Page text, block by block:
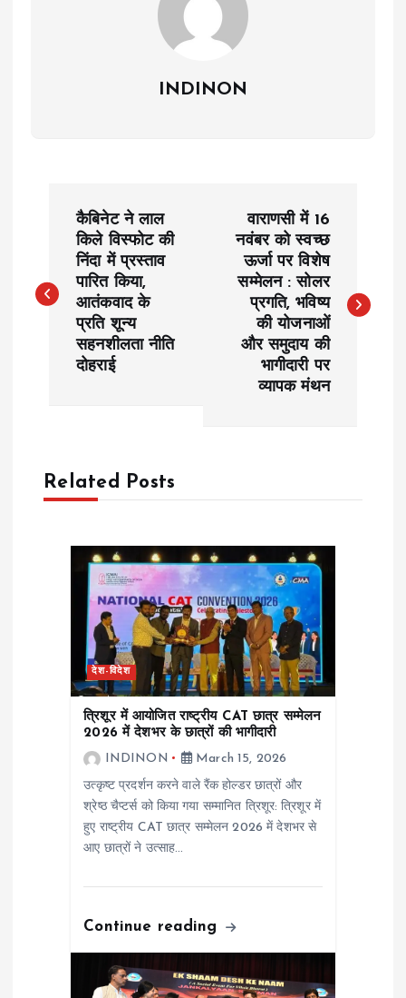
INDINON
s
v
कैबिनेट ने लाल
किले विस्फोट की
निंदा में प्रस्ताव
पारित किया,
आतंकवाद के
प्रति शून्य
सहनशीलता नीति
दोहराई
वाराणसी में 16
नवंबर को स्वच्छ
ऊर्जा पर विशेष
सम्मेलन : सोलर
प्रगति, भविष्य
की योजनाओं
और समुदाय की
भागीदारी पर
व्यापक मंथन
Related Posts
देश-विदेश
त्रिशूर में आयोजित राष्ट्रीय CAT छात्र सम्मेलन
2026 में देशभर के छात्रों की भागीदारी
INDINON
March 15, 2026
उत्कृष्ट प्रदर्शन करने वाले रैंक होल्डर छात्रों और
श्रेष्ठ चैप्टर्स को किया गया सम्मानित त्रिशूर: त्रिशूर में
हुए राष्ट्रीय CAT छात्र सम्मेलन 2026 में देशभर से
आए छात्रों ने उत्साह…
Continue reading